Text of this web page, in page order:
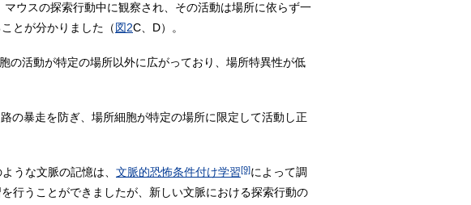
ウスの探索行動中に観察され、その活動は場所に依らず一
とが分かりました（図2C、D）。
の活動が特定の場所以外に広がっており、場所特異性が低
の暴走を防ぎ、場所細胞が特定の場所に限定して活動し正
うな文脈の記憶は、 文脈的恐怖条件付け学習[9]によって調
行うことができましたが、新しい文脈における探索行動の